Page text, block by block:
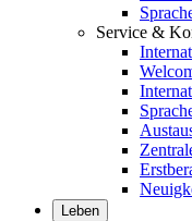
Service &
Leben